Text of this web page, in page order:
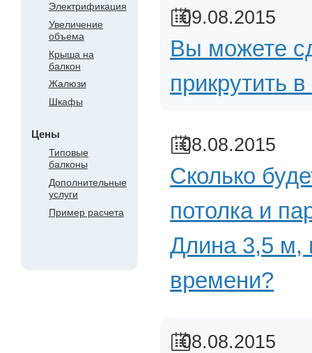
Электрификация
Увеличение
объема
Крыша на
балкон
Жалюзи
Шкафы
Цены
Типовые
балконы
Дополнительные
услуги
Пример расчета
09.08.2015
Вы можете
прикрутить
08.08.2015
Сколько
потолка и
Длина 3,5 м,
времени?
08.08.2015